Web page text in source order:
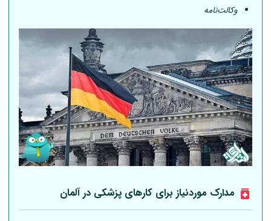
وکالت‌نامه
مدارک موردنیاز برای کارهای پزشکی درآلمان